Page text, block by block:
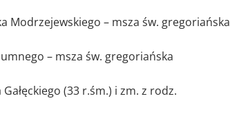
– msza św. gregoriańska
– msza św. gregoriańska
(33 r.śm.) i zm. z rodz.